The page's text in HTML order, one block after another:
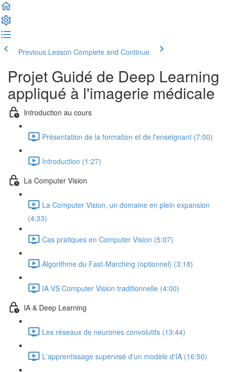
Previous Lesson Complete and Continue
Projet Guidé de Deep Learning
appliqué à l'imagerie médicale
Introduction au cours
Présentation de la formation et de l'enseignant (7:00)
Introduction (1:27)
La Computer Vision
La Computer Vision, un domaine en plein expansion
(4:33)
Cas pratiques en Computer Vision (5:07)
Algorithme du Fast-Marching (optionnel) (3:18)
IA VS Computer Vision traditionnelle (4:00)
IA & Deep Learning
Les réseaux de neurones convolutifs (13:44)
L'apprentissage supervisé d'un modèle d'IA (16:50)